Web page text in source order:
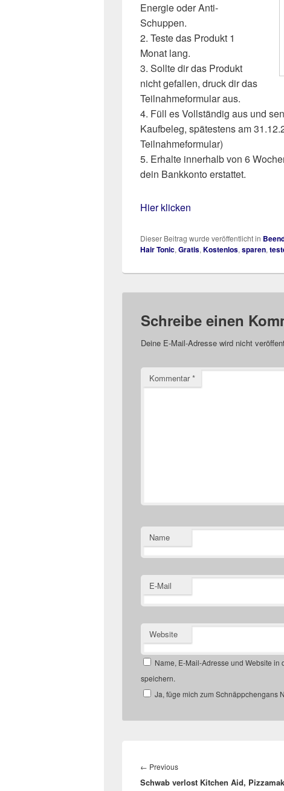
Energie oder Anti-
Schuppen.
2. Teste das Produkt 1
Monat lang.
3. Sollte dir das Produkt
nicht gefallen, druck dir das
Teilnahmeformular aus.
4. Füll es Vollständig aus und
Kaufbeleg, spätestens am
Teilnahmeformular)
5. Erhalte innerhalb von 6
dein Bankkonto erstattet.
Hier klicken
Dieser Beitrag wurde veröffentlicht in
Hair Tonic, Gratis, Kostenlos, sparen,
Schreibe einen
Deine E-Mail-Adresse wird nicht
Kommentar*
Name
E-Mail
Website
Name, E-Mail-Adresse und Website
speichern.
Ja, füge mich zum Schnäppchengans
← PreviousPrevious
post:
Schwab verlost Kitchen Aid,